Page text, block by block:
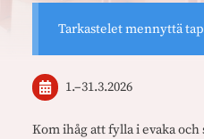
Tarkastelet mennyttä
1.–31.3.2026
Kom ihåg att fylla i evaka